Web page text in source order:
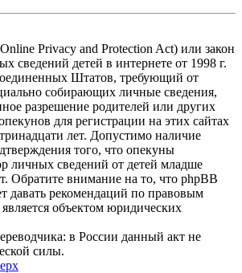
Privacy and Protection Act) или закон
сведений детей в интернете от 1998 г.
Штатов, требующий от
собирающих личные сведения,
разрешение родителей или других
для регистрации на этих сайтах
лет. Допустимо наличие
того, что опекуны
личных сведений от детей младше
Обратите внимание на то, что phpBB
давать рекомендаций по правовым
объектом юридических
в России данный акт не
силы.